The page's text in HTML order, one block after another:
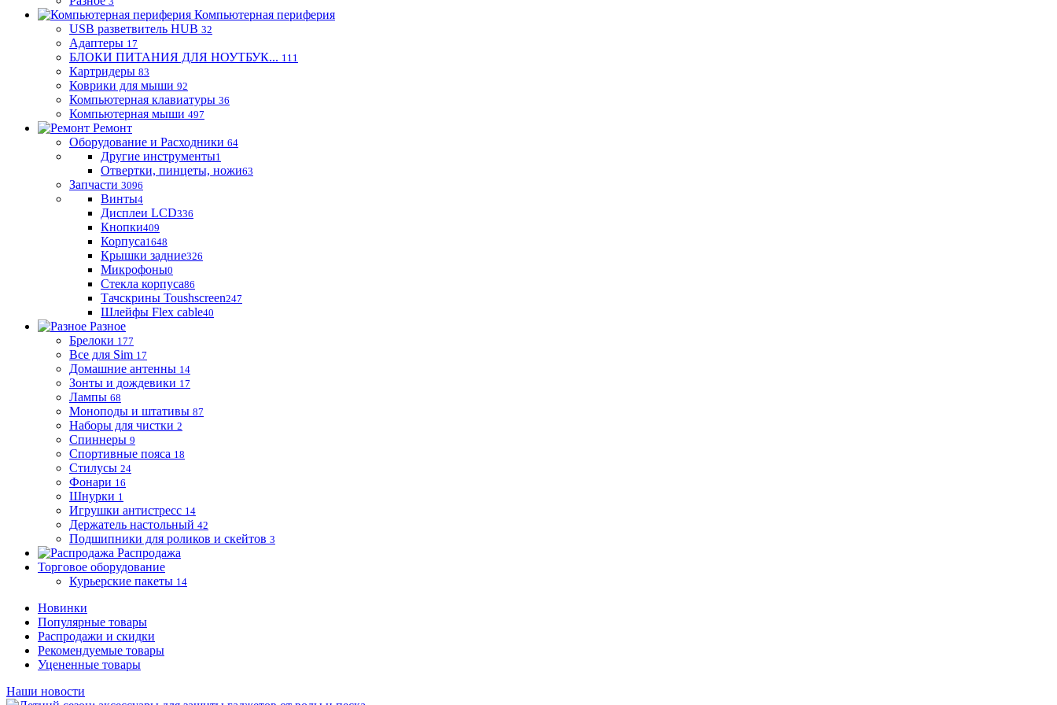
Компьютерная периферия
USB разветвитель HUB 32
Адаптеры 17
БЛОКИ ПИТАНИЯ ДЛЯ НОУТБУК... 111
Картридеры 83
Коврики для мыши 92
Компьютерная клавиатуры 36
Компьютерная мыши 497
Ремонт
Оборудование и Расходники 64
Другие инструменты1
Отвертки, пинцеты, ножи63
Запчасти 3096
Винты4
Дисплеи LCD336
Кнопки409
Корпуса1648
Крышки задние326
Микрофоны0
Стекла корпуса86
Тачскрины Toushscreen247
Шлейфы Flex cable40
Разное
Брелоки 177
Все для Sim 17
Домашние антенны 14
Зонты и дождевики 17
Лампы 68
Моноподы и штативы 87
Наборы для чистки 2
Спиннеры 9
Спортивные пояса 18
Стилусы 24
Фонари 16
Шнурки 1
Игрушки антистресс 14
Держатель настольный 42
Подшипники для роликов и скейтов 3
Распродажа
Торговое оборудование
Курьерские пакеты 14
Новинки
Популярные товары
Распродажи и скидки
Рекомендуемые товары
Уцененные товары
Наши новости